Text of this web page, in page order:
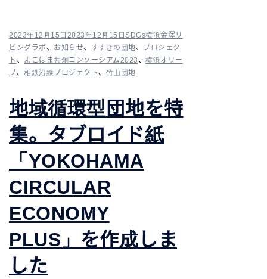
2023年12月15日 2023年12月15日SDGs横浜金澤リ
ビングラボ、 お知らせ、 すすきの団地、 プロジェク
ト、 よこはま共創コンソーシアム2023、 横浜オリー
ブ、 相鉄沿線プロジェクト、 竹山団地
地域循環型団地を特
集。タブロイド紙
「YOKOHAMA
CIRCULAR
ECONOMY
PLUS」を作成しま
した